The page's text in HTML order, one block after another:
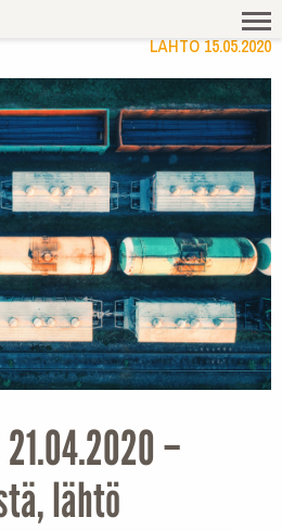
21.04.2020 – LISÄJUNA HEFEISTÄ,
LÄHTÖ 15.05.2020
–
lähtö